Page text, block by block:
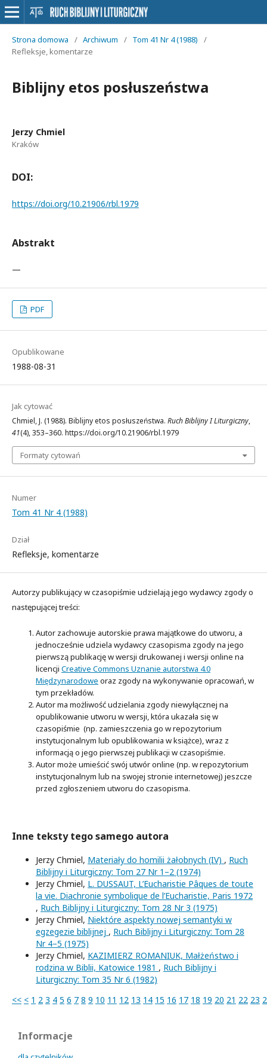
Strona domowa / Archiwum / Tom 41 Nr 4 (1988)
/
Refleksje, komentarze
Biblijny etos posłuszeństwa
Jerzy Chmiel
Kraków
DOI:
https://doi.org/10.21906/rbl.1979
Abstrakt
—
PDF
Opublikowane
1988-08-31
Jak cytować
Chmiel, J. (1988). Biblijny etos posłuszeństwa. Ruch Biblijny I Liturgiczny,
41(4), 353–360. https://doi.org/10.21906/rbl.1979
Formaty cytowań
Numer
Tom 41 Nr 4 (1988)
Dział
Refleksje, komentarze
Autorzy publikujący w czasopiśmie udzielają jego wydawcy zgody o
następującej treści:
Autor zachowuje autorskie prawa majątkowe do utworu, a
jednocześnie udziela wydawcy czasopisma zgody na jego
pierwszą publikację w wersji drukowanej i wersji online na
licencji Creative Commons Uznanie autorstwa 4.0
Międzynarodowe oraz zgody na wykonywanie opracowań, w
tym przekładów.
Autor ma możliwość udzielania zgody niewyłącznej na
opublikowanie utworu w wersji, która ukazała się w
czasopiśmie (np. zamieszczenia go w repozytorium
instytucjonalnym lub opublikowania w książce), wraz z
informacją o jego pierwszej publikacji w czasopiśmie.
Autor może umieścić swój utwór online (np. w repozytorium
instytucjonalnym lub na swojej stronie internetowej) jeszcze
przed zgłoszeniem utworu do czasopisma.
Inne teksty tego samego autora
Jerzy Chmiel, Materiały do homilii żałobnych (IV) , Ruch
Biblijny i Liturgiczny: Tom 27 Nr 1–2 (1974)
Jerzy Chmiel, L. DUSSAUT, L’Eucharistie Pâques de toute
la vie. Diachronie symbolique de l’Eucharistie, Paris 1972
, Ruch Biblijny i Liturgiczny: Tom 28 Nr 3 (1975)
Jerzy Chmiel, Niektóre aspekty nowej semantyki w
egzegezie biblijnej , Ruch Biblijny i Liturgiczny: Tom 28
Nr 4–5 (1975)
Jerzy Chmiel, KAZIMIERZ ROMANIUK, Małżeństwo i
rodzina w Biblii, Katowice 1981 , Ruch Biblijny i
Liturgiczny: Tom 35 Nr 6 (1982)
<< < 1 2 3 4 5 6 7 8 9 10 11 12 13 14 15 16 17 18 19 20 21 22 23
Informacje